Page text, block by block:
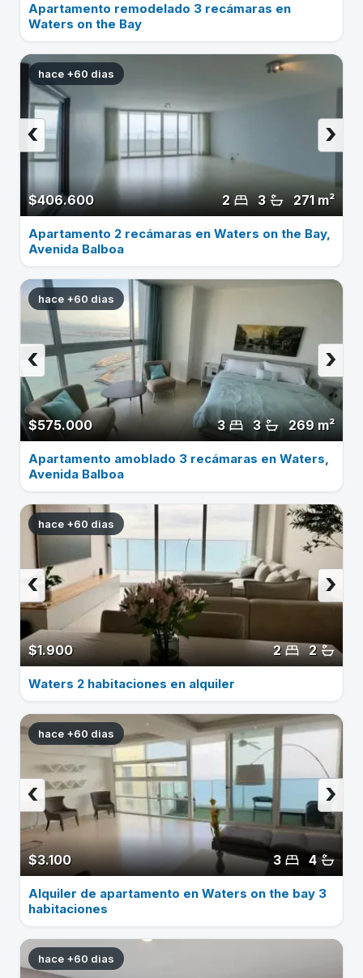
Apartamento remodelado 3 recámaras en
Waters on the Bay
hace +60 dias
$406.600 271 m²
3
2
›
‹
Apartamento 2 recámaras en Waters on the Bay,
Avenida Balboa
hace +60 dias
$575.000 269 m²
3
3
›
‹
Apartamento amoblado 3 recámaras en Waters,
Avenida Balboa
hace +60 dias
$1.900 2
2
›
‹
Waters 2 habitaciones en alquiler
hace +60 dias
$3.100 4
3
›
‹
Alquiler de apartamento en Waters on the bay 3
habitaciones
hace +60 dias